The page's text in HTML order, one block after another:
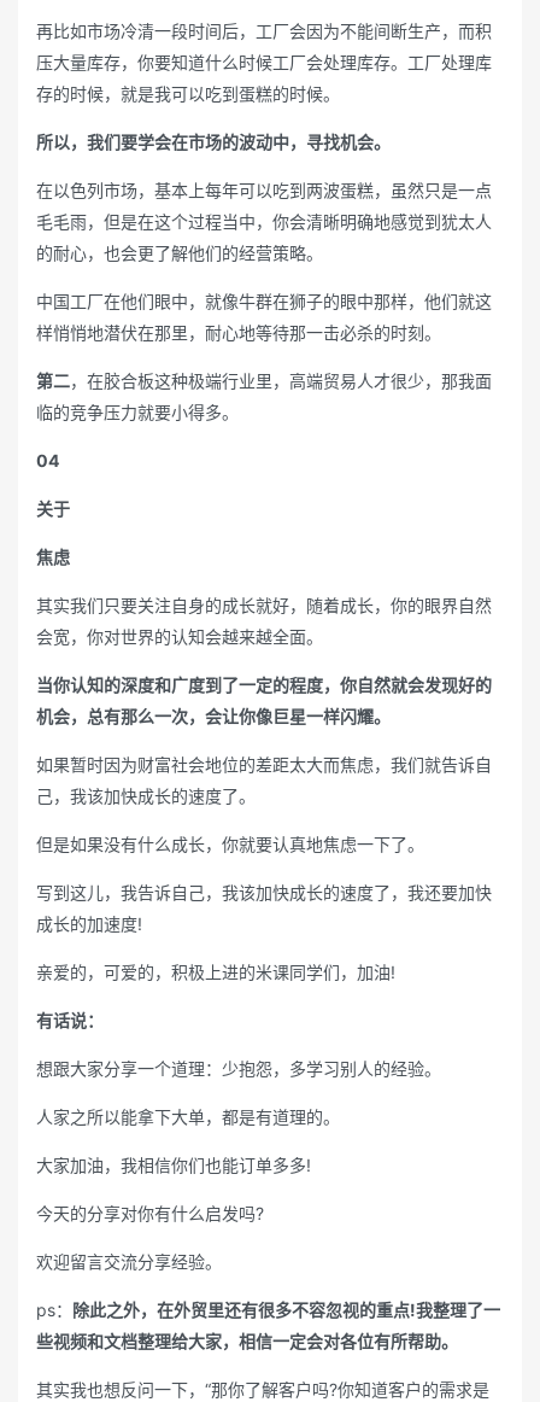
再比如市场冷清一段时间后，工厂会因为不能间断生产，而积
压大量库存，你要知道什么时候工厂会处理库存。工厂处理库
存的时候，就是我可以吃到蛋糕的时候。
所以，我们要学会在市场的波动中，寻找机会。
在以色列市场，基本上每年可以吃到两波蛋糕，虽然只是一点
毛毛雨，但是在这个过程当中，你会清晰明确地感觉到犹太人
的耐心，也会更了解他们的经营策略。
中国工厂在他们眼中，就像牛群在狮子的眼中那样，他们就这
样悄悄地潜伏在那里，耐心地等待那一击必杀的时刻。
第二，在胶合板这种极端行业里，高端贸易人才很少，那我面
临的竞争压力就要小得多。
04
关于
焦虑
其实我们只要关注自身的成长就好，随着成长，你的眼界自然
会宽，你对世界的认知会越来越全面。
当你认知的深度和广度到了一定的程度，你自然就会发现好的
机会，总有那么一次，会让你像巨星一样闪耀。
如果暂时因为财富社会地位的差距太大而焦虑，我们就告诉自
己，我该加快成长的速度了。
但是如果没有什么成长，你就要认真地焦虑一下了。
写到这儿，我告诉自己，我该加快成长的速度了，我还要加快
成长的加速度!
亲爱的，可爱的，积极上进的米课同学们，加油!
有话说：
想跟大家分享一个道理：少抱怨，多学习别人的经验。
人家之所以能拿下大单，都是有道理的。
大家加油，我相信你们也能订单多多!
今天的分享对你有什么启发吗?
欢迎留言交流分享经验。
ps： 除此之外，在外贸里还有很多不容忽视的重点!我整理了一
些视频和文档整理给大家，相信一定会对各位有所帮助。
其实我也想反问一下，“那你了解客户吗?你知道客户的需求是